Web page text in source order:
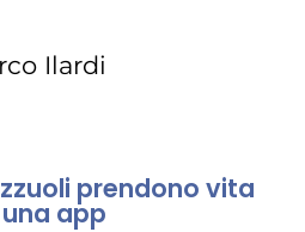
Ilardi
prendono vita
app